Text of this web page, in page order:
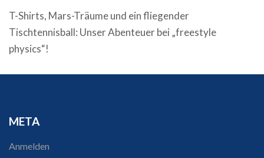
T-Shirts, Mars-Träume und ein fliegender
Tischtennisball: Unser Abenteuer bei „freestyle
physics“!
META
Anmelden